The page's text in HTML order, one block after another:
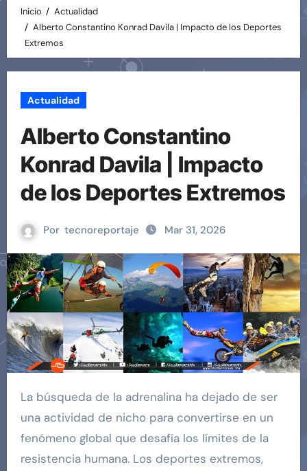
Inicio
Actualidad
Alberto Constantino Konrad Davila | Impacto de los Deportes
Extremos
Actualidad
Alberto Constantino
Konrad Davila | Impacto
de los Deportes Extremos
Por tecnoreportaje Mar 31, 2026
La búsqueda de la adrenalina ha dejado de ser
una actividad de nicho para convertirse en un
fenómeno global que desafía los límites de la
resistencia humana. Los deportes extremos,